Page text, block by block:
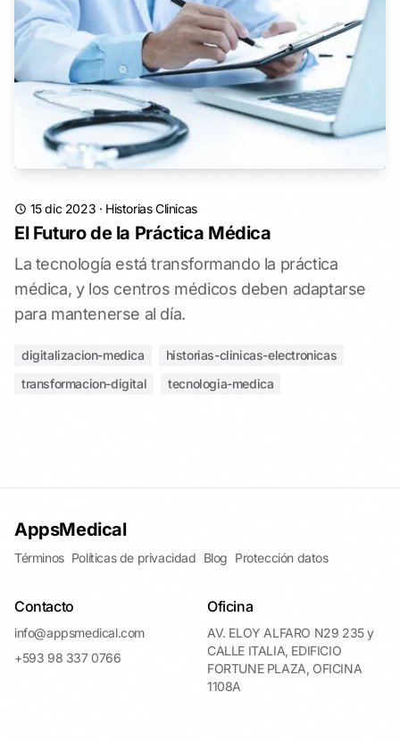
15 dic 2023 · Historias Clinicas
El Futuro de la Práctica Médica
La tecnología está transformando la práctica
médica, y los centros médicos deben adaptarse
para mantenerse al día.
digitalizacion-medica
historias-clinicas-electronicas
transformacion-digital
tecnologia-medica
AppsMedical
Términos Políticas de privacidad Blog Protección datos
Contacto
info@appsmedical.com
+593 98 337 0766
Oficina
AV. ELOY ALFARO N29 235 y
CALLE ITALIA, EDIFICIO
FORTUNE PLAZA, OFICINA
1108A